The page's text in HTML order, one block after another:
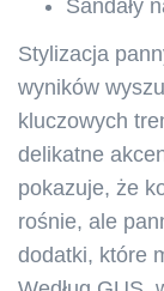
Sandały
Stylizacja
wyników
kluczowych
delikatne
pokazuje, że
rośnie, ale
dodatki, które